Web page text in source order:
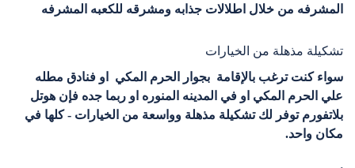
المشرفه من خلال اطلالات جذابه ومشرقه للكعبه المشرفه
تشكيلة مذهلة من الخيارات
سواء كنت ترغب بالإقامة بجوار الحرم المكي او فنادق مطله
علي الحرم المكي او في المدينه المنوره او ربما جده فإن هوتل
بلاتفورم توفر لك تشكيلة مذهلة وواسعة من الخيارات - كلها في
مكان واحد.